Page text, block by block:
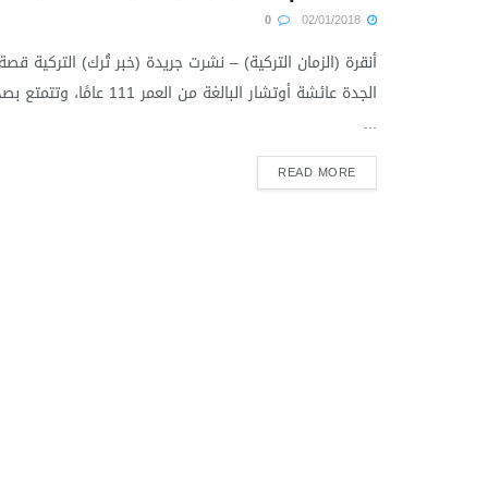
أنقرة (الزمان التركية) – نشرت جريدة (خبر تُرك) التركية قصة
الجدة عائشة أوتشار البالغة من العمر 111 عامًا،
...
READ MORE